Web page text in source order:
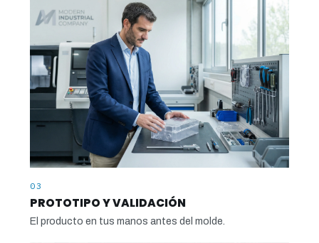
03
PROTOTIPO Y VALIDACIÓN
El producto en tus manos antes del molde.